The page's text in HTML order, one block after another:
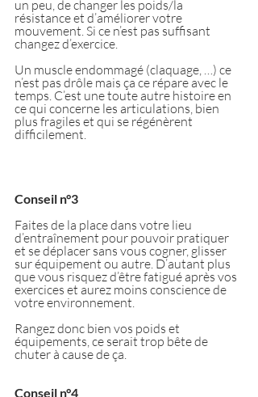
un peu, de changer les poids/la
résistance et d’améliorer votre
mouvement. Si ce n’est pas suffisant
changez d’exercice.
Un muscle endommagé (claquage, …) ce
n’est pas drôle mais ça ce répare avec le
temps. C’est une toute autre histoire en
ce qui concerne les articulations, bien
plus fragiles et qui se régénèrent
difficilement.
Conseil n°3
Faites de la place dans votre lieu
d’entraînement pour pouvoir pratiquer
et se déplacer sans vous cogner, glisser
sur équipement ou autre. D’autant plus
que vous risquez d’être fatigué après vos
exercices et aurez moins conscience de
votre environnement.
Rangez donc bien vos poids et
équipements, ce serait trop bête de
chuter à cause de ça.
Conseil n°4